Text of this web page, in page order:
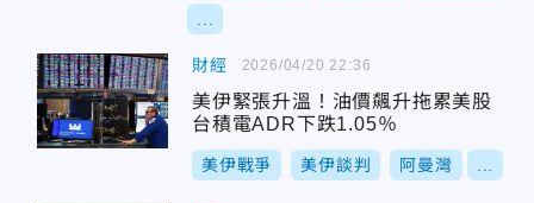
財經
美伊緊張升溫！油價飆升拖累美股
台積電ADR下跌1.05％
美伊戰爭 美伊談判 阿曼灣
2026/04/20 22:36